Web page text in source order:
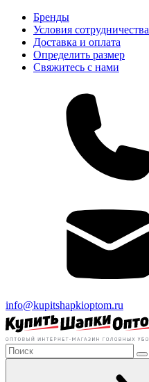
Бренды
Условия сотрудничества
Доставка и оплата
Определить размер
Свяжитесь с нами
info@kupitshapkioptom.ru